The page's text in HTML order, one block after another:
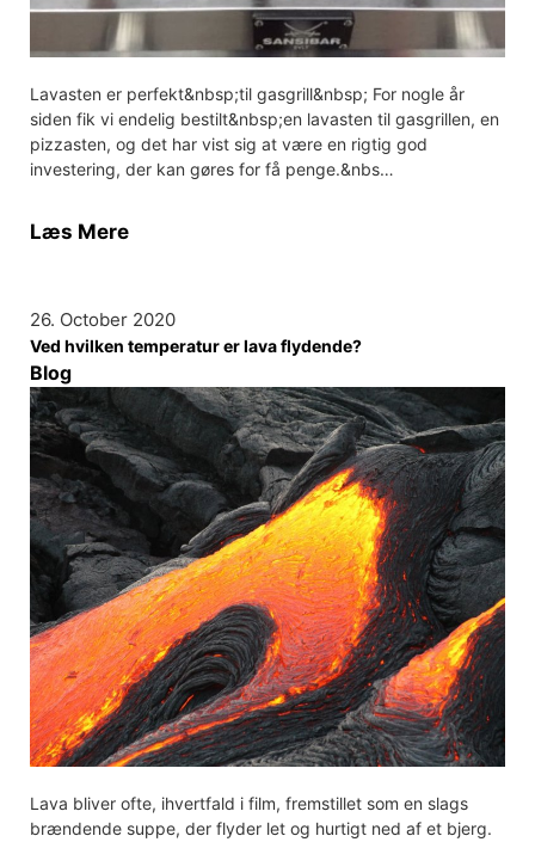
Lavasten er perfekt&nbsp;til gasgrill&nbsp; For nogle år
siden fik vi endelig bestilt&nbsp;en lavasten til gasgrillen, en
pizzasten, og det har vist sig at være en rigtig god
investering, der kan gøres for få penge.&nbs…
Læs Mere
26. October 2020
Ved hvilken temperatur er lava flydende?
Blog
Lava bliver ofte, ihvertfald i film, fremstillet som en slags
brændende suppe, der flyder let og hurtigt ned af et bjerg.